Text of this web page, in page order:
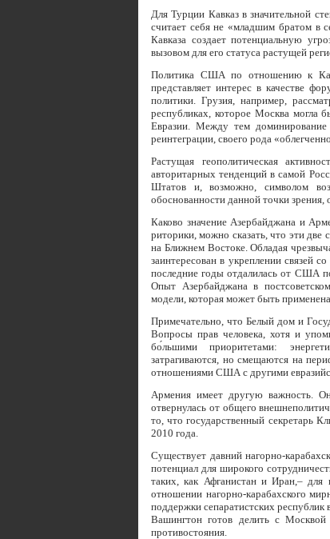
Для Турции Кавказ в значительной
считает себя не «младшим братом в
Кавказа создает потенциальную
вызовом для его статуса растущей
Политика США по отношению к
представляет интерес в качестве
политики. Грузия, например,
республиках, которое Москва могла
Евразии. Между тем доминирование
реинтеграции, своего рода
Растущая геополитическая
авторитарных тенденций в самой
Штатов и, возможно, символом
обоснованности данной точки зрения,
Каково значение Азербайджана и
риторики, можно сказать, что эти
на Ближнем Востоке. Обладая
заинтересован в укреплении связей
последние годы отдалилась от США
Опыт Азербайджана в
модели, которая может быть
Примечательно, что Белый дом и
Вопросы прав человека, хотя и
бо́льшими приоритетами:
затрагиваются, но смещаются на
отношениями США с другими
Армения имеет другую важность.
отвернулась от общего
то, что государственный секретарь
2010 года.
Существует давний нагорно-
потенциал для широкого
таких, как Афганистан и Иран,–
отношении нагорно-карабахского
поддержки сепаратистских республик
Вашингтон готов делить с Москвой
противостояния.